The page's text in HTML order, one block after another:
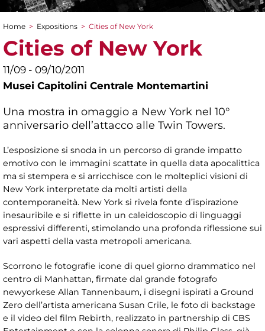
You are here
Home > Expositions > Cities of New York
Cities of New York
11/09 - 09/10/2011
Musei Capitolini Centrale Montemartini
Una mostra in omaggio a New York nel 10°
anniversario dell’attacco alle Twin Towers.
L’esposizione si snoda in un percorso di grande impatto
emotivo con le immagini scattate in quella data apocalittica
ma si stempera e si arricchisce con le molteplici visioni di
New York interpretate da molti artisti della
contemporaneità. New York si rivela fonte d’ispirazione
inesauribile e si riflette in un caleidoscopio di linguaggi
espressivi differenti, stimolando una profonda riflessione sui
vari aspetti della vasta metropoli americana.
Scorrono le fotografie icone di quel giorno drammatico nel
centro di Manhattan, firmate dal grande fotografo
newyorkese Allan Tannenbaum, i disegni ispirati a Ground
Zero dell’artista americana Susan Crile, le foto di backstage
e il video del film Rebirth, realizzato in partnership di CBS